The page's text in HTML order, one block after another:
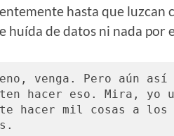
hasta que luzcan
huída de datos ni nada por
venga. Pero aún
hacer eso. Mira, yo
hacer mil cosas a los